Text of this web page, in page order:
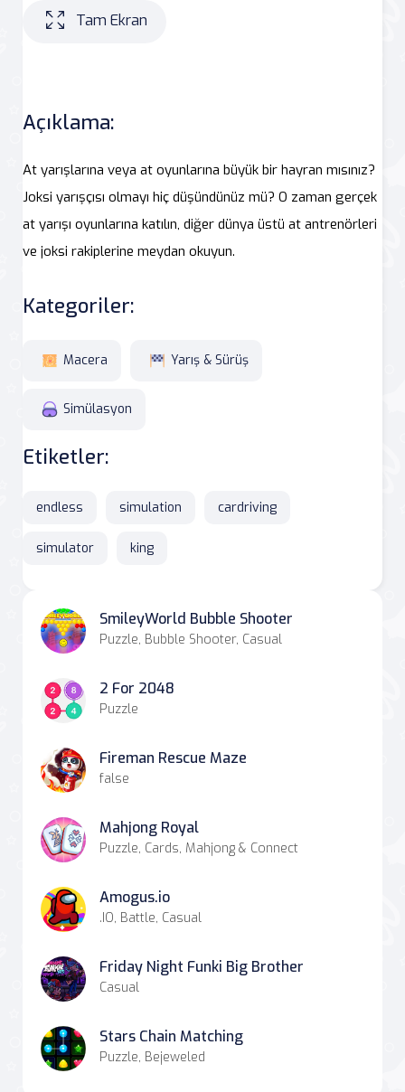
Tam Ekran
Açıklama:
At yarışlarına veya at oyunlarına büyük bir hayran mısınız?
Joksi yarışçısı olmayı hiç düşündünüz mü? O zaman gerçek
at yarışı oyunlarına katılın, diğer dünya üstü at antrenörleri
ve joksi rakiplerine meydan okuyun.
Kategoriler:
Macera Yarış & Sürüş
Simülasyon
Etiketler:
endless simulation cardriving
simulator king
SmileyWorld Bubble Shooter
Puzzle, Bubble Shooter, Casual
2 For 2048
Puzzle
Fireman Rescue Maze
false
Mahjong Royal
Puzzle, Cards, Mahjong & Connect
Amogus.io
.IO, Battle, Casual
Friday Night Funki Big Brother
Casual
Stars Chain Matching
Puzzle, Bejeweled